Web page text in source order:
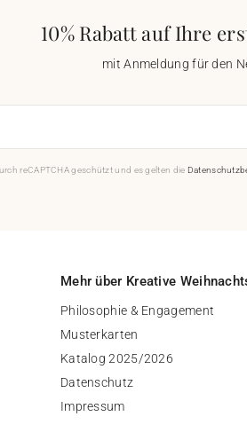
10% Rabatt auf Ihre
mit Anmeldung für den
reCAPTCHA geschützt und es gelten die
Mehr über Kreative
Philosophie & Engagement
Musterkarten
Katalog 2025/2026
Datenschutz
Impressum